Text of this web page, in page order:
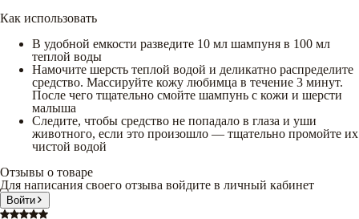
Как использовать
В удобной емкости разведите 10 мл шампуня в 100 мл
теплой воды
Намочите шерсть теплой водой и деликатно распределите
средство. Массируйте кожу любимца в течение 3 минут.
После чего тщательно смойте шампунь с кожи и шерсти
малыша
Следите, чтобы средство не попадало в глаза и уши
животного, если это произошло — тщательно промойте их
чистой водой
Отзывы о товаре
Для написания своего отзыва войдите в личный кабинет
Войти